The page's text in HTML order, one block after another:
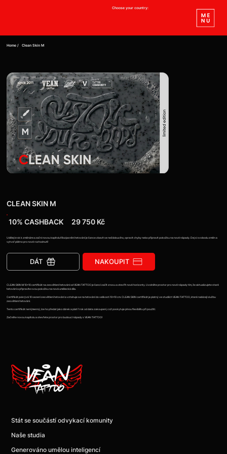
Choose your country:
Home / Clean Skin M
CLEAN SKIN M
10% СASHBACK 29 750 Kč
Udělej krok k změnám a začni novou kapitolu! Rozjasnění tetování je šance zbavit se nežádoucího, opravit chyby nebo připravit pokožku na nové nápady. Dej si svobodu změn a
vytvoř plátno pro nové rozhodnutí!
DÁT NAKOUPIT
CLEAN SKIN M 10x10 certifikát na zesvětlení tetování od VEAN TATTOO je šancí začít znovu a otevřít nové horizonty. Uvolněte prostor pro nové nápady tím, že aktualizujete staré
tetování a připravíte svou pokožku na nová umělecká díla.
Certifikát pokrývá 10 sezení zesvětlení tetování a vztahuje se na tetování do velikosti 10x10 cm. CLEAN SKIN certifikát je platný ve studiích VEAN TATTOO, které nabízejí službu
zesvětlení tetování.
Tento certifikát není jmenný, lze ho předat jako dárek a platí 1 rok od data zakoupení, což poskytuje plnou flexibilitu při použití.
Začněte novou kapitolu a otevřete prostor pro budoucí nápady s VEAN TATTOO!
Stát se součástí odvykací komunity
Naše studia
Generováno umělou inteligencí